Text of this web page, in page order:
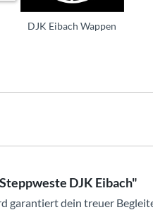
DJK Eibach Wappen
DJK Eibach"
garantiert dein treuer